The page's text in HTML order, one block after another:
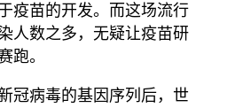
疫苗的开发。而这场流行
人数之多，无疑让疫苗研
跑。
冠病毒的基因序列后，世